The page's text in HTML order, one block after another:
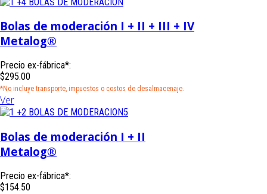
Bolas de moderación I + II + III + IV
Metalog®
Precio ex-fábrica*:
$295.00
*No incluye transporte, impuestos o costos de desalmacenaje.
Ver
Bolas de moderación I + II
Metalog®
Precio ex-fábrica*:
$154.50